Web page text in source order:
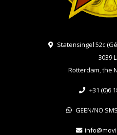
Statensingel 52c
3039
Rotterdam, the
+31 (0)6
GEEN/NO